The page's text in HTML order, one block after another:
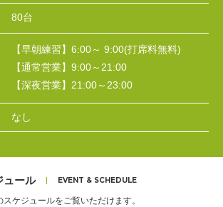
80台
【早朝練習】6:00～ 9:00(打席料無料)
【通常営業】9:00～21:00
【深夜営業】21:00～23:00
なし
ュール
ケジュールをご覧いただけます。